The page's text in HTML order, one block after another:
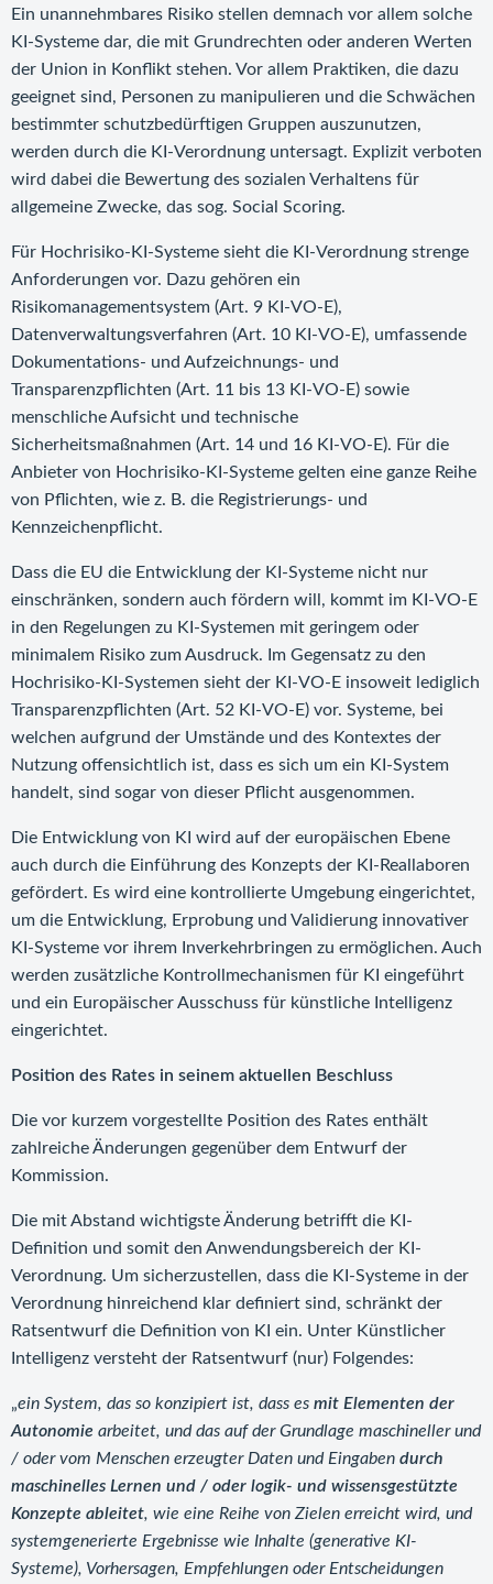
Ein unannehmbares Risiko stellen demnach vor allem solche
KI-Systeme dar, die mit Grundrechten oder anderen Werten
der Union in Konflikt stehen. Vor allem Praktiken, die dazu
geeignet sind, Personen zu manipulieren und die Schwächen
bestimmter schutzbedürftigen Gruppen auszunutzen,
werden durch die KI-Verordnung untersagt. Explizit verboten
wird dabei die Bewertung des sozialen Verhaltens für
allgemeine Zwecke, das sog. Social Scoring.
Für Hochrisiko-KI-Systeme sieht die KI-Verordnung strenge
Anforderungen vor. Dazu gehören ein
Risikomanagementsystem (Art. 9 KI-VO-E),
Datenverwaltungsverfahren (Art. 10 KI-VO-E), umfassende
Dokumentations- und Aufzeichnungs- und
Transparenzpflichten (Art. 11 bis 13 KI-VO-E) sowie
menschliche Aufsicht und technische
Sicherheitsmaßnahmen (Art. 14 und 16 KI-VO-E). Für die
Anbieter von Hochrisiko-KI-Systeme gelten eine ganze Reihe
von Pflichten, wie z. B. die Registrierungs- und
Kennzeichenpflicht.
Dass die EU die Entwicklung der KI-Systeme nicht nur
einschränken, sondern auch fördern will, kommt im KI-VO-E
in den Regelungen zu KI-Systemen mit geringem oder
minimalem Risiko zum Ausdruck. Im Gegensatz zu den
Hochrisiko-KI-Systemen sieht der KI-VO-E insoweit lediglich
Transparenzpflichten (Art. 52 KI-VO-E) vor. Systeme, bei
welchen aufgrund der Umstände und des Kontextes der
Nutzung offensichtlich ist, dass es sich um ein KI-System
handelt, sind sogar von dieser Pflicht ausgenommen.
Die Entwicklung von KI wird auf der europäischen Ebene
auch durch die Einführung des Konzepts der KI-Reallaboren
gefördert. Es wird eine kontrollierte Umgebung eingerichtet,
um die Entwicklung, Erprobung und Validierung innovativer
KI-Systeme vor ihrem Inverkehrbringen zu ermöglichen. Auch
werden zusätzliche Kontrollmechanismen für KI eingeführt
und ein Europäischer Ausschuss für künstliche Intelligenz
eingerichtet.
Position des Rates in seinem aktuellen Beschluss
Die vor kurzem vorgestellte Position des Rates enthält
zahlreiche Änderungen gegenüber dem Entwurf der
Kommission.
Die mit Abstand wichtigste Änderung betrifft die KI-
Definition und somit den Anwendungsbereich der KI-
Verordnung. Um sicherzustellen, dass die KI-Systeme in der
Verordnung hinreichend klar definiert sind, schränkt der
Ratsentwurf die Definition von KI ein. Unter Künstlicher
Intelligenz versteht der Ratsentwurf (nur) Folgendes:
„ein System, das so konzipiert ist, dass es mit Elementen der
Autonomie arbeitet, und das auf der Grundlage maschineller und
/ oder vom Menschen erzeugter Daten und Eingaben durch
maschinelles Lernen und / oder logik- und wissensgestützte
Konzepte ableitet, wie eine Reihe von Zielen erreicht wird, und
systemgenerierte Ergebnisse wie Inhalte (generative KI-
Systeme), Vorhersagen, Empfehlungen oder Entscheidungen